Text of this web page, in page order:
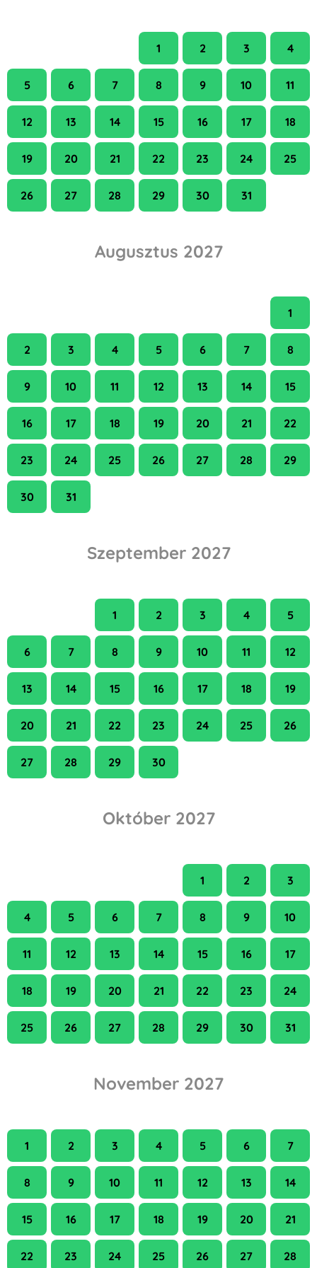
1
2 3 4
5 6 7 8 9 10 11
12 13 14 15 16 17 18
19 20 21 22 23 24 25
26 27 28 29 30 31
Augusztus 2027
1
2 3 4 5 6 7 8
9 10 11 12 13 14 15
16 17 18 19 20 21 22
23 24 25 26 27 28 29
30 31
Szeptember 2027
1
2 3 4 5
6 7 8 9 10 11 12
13 14 15 16 17 18 19
20 21 22 23 24 25 26
27 28 29 30
Október 2027
1
2 3
4 5 6 7 8 9 10
11 12 13 14 15 16 17
18 19 20 21 22 23 24
25 26 27 28 29 30 31
November 2027
1
2 3 4 5 6 7
8 9 10 11 12 13 14
15 16 17 18 19 20 21
22 23 24 25 26 27 28